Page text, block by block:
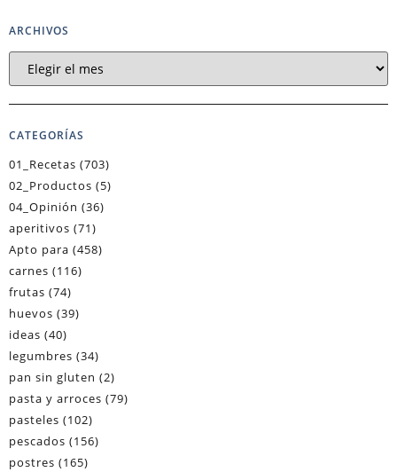
ARCHIVOS
CATEGORÍAS
01_Recetas (703)
02_Productos (5)
04_Opinión (36)
aperitivos (71)
Apto para (458)
carnes (116)
frutas (74)
huevos (39)
ideas (40)
legumbres (34)
pan sin gluten (2)
pasta y arroces (79)
pasteles (102)
pescados (156)
postres (165)